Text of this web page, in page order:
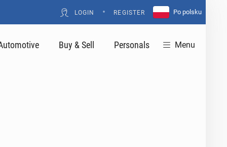
LOGIN • REGISTER Po polsku
Buy & Sell Personals Menu